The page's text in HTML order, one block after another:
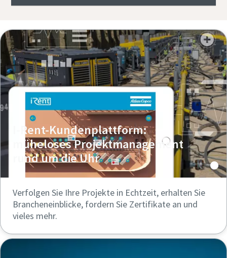
I-Rent-Kundenplattform:
müheloses Projektmanagement
rund um die Uhr
Verfolgen Sie Ihre Projekte in Echtzeit, erhalten Sie
Brancheneinblicke, fordern Sie Zertifikate an und
vieles mehr.